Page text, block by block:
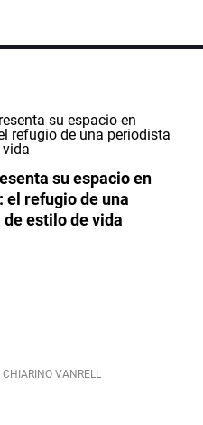
su espacio en
el refugio de una
estilo de vida
CHIARINO VANRELL